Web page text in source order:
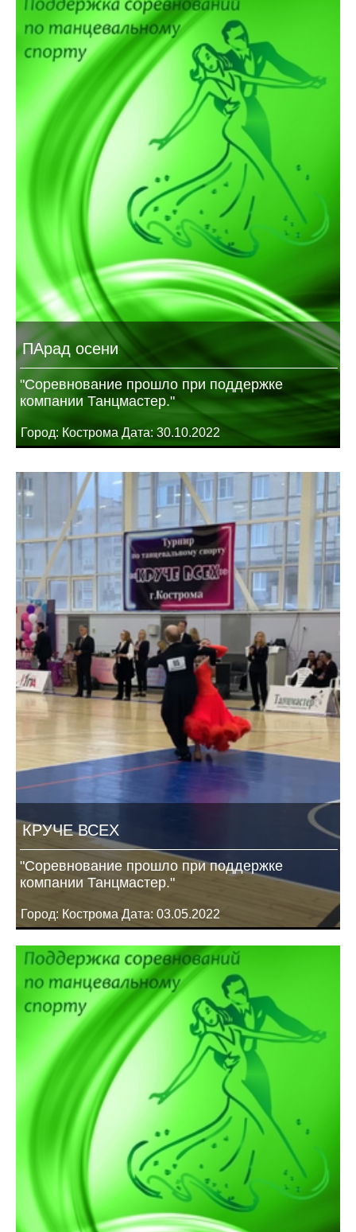
ПАрад осени
"Соревнование прошло при поддержке
компании Танцмастер."
Город: Кострома Дата: 30.10.2022
КРУЧЕ ВСЕХ
"Соревнование прошло при поддержке
компании Танцмастер."
Город: Кострома Дата: 03.05.2022